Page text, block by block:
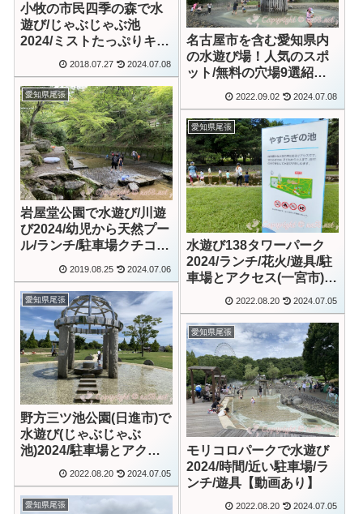
小牧の市民四季の森で水
遊び/じゃぶじゃぶ池
2024/ミストたっぷりキッ
チンカー/アクセス【動画
あり】
2018.07.27 2024.07.08
名古屋市を含む愛知県内
の水遊び場！人気のスポ
ット/無料の穴場9選紹
2022.09.02 2024.07.08
愛知県尾張
岩屋堂公園で水遊び/川遊
び2024/幼児から天然プー
ル/ランチ/駐車場クチコミ
2019.08.25 2024.07.06
愛知県尾張
水遊び138タワーパーク
2024/ランチ/花火/遊具/駐
車場とアクセス(一宮市)
【動画あり】
2022.08.20 2024.07.05
愛知県尾張
野方三ツ池公園(日進市)で
水遊び(じゃぶじゃぶ
池)2024/駐車場とアクセ
ス/幼児向き【動画あり】
2022.08.20 2024.07.05
愛知県尾張
モリコロパークで水遊び
2024/時間/近い駐車場/ラ
ンチ/遊具【動画あり】
2022.08.20 2024.07.05
愛知県尾張